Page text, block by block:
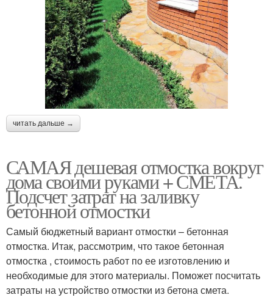
читать дальше →
САМАЯ дешевая отмостка вокруг
дома своими руками + СМЕТА.
Подсчет затрат на заливку
бетонной отмостки
Самый бюджетный вариант отмостки – бетонная
отмостка. Итак, рассмотрим, что такое бетонная
отмостка , стоимость работ по ее изготовлению и
необходимые для этого материалы. Поможет посчитать
затраты на устройство отмостки из бетона смета.